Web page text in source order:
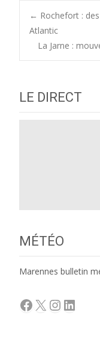
Post
← Rochefort :
Atlantic
La Jarne :
LE DIRECT
MÉTÉO
Marennes bulletin
Facebook
X